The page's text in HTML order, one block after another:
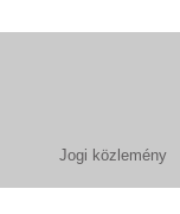
Jogi közlemény